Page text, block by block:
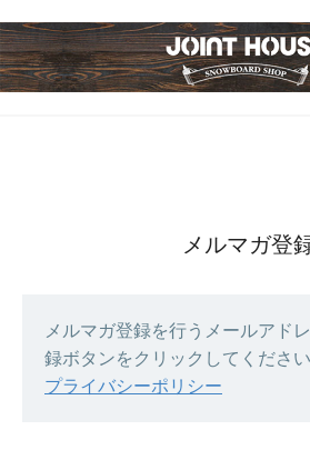
メルマガ登
メルマガ登録を行うメールアド
録ボタンをクリックしてください
プライバシーポリシー